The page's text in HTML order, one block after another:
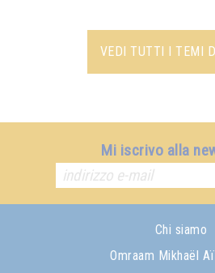
VEDI TUTTI I TEMI
Mi iscrivo alla
Chi siamo
Omraam Mikhaël